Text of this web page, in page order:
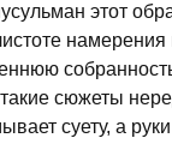
этот
намерения
сюжеты
суету, а